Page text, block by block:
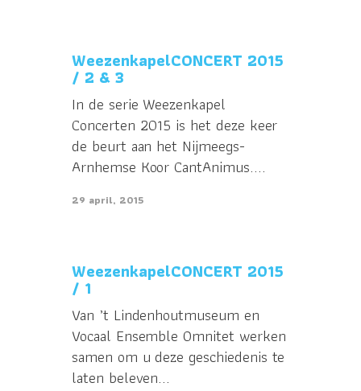
WeezenkapelCONCERT 2015
/ 2 & 3
In de serie Weezenkapel
Concerten 2015 is het deze keer
de beurt aan het Nijmeegs-
Arnhemse Koor CantAnimus....
29 april, 2015
WeezenkapelCONCERT 2015
/ 1
Van ’t Lindenhoutmuseum en
Vocaal Ensemble Omnitet werken
samen om u deze geschiedenis te
laten beleven...